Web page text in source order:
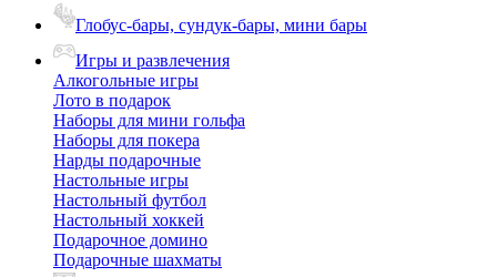
Глобус-бары, сундук-бары, мини бары
Игры и развлечения
Алкогольные игры
Лото в подарок
Наборы для мини гольфа
Наборы для покера
Нарды подарочные
Настольные игры
Настольный футбол
Настольный хоккей
Подарочное домино
Подарочные шахматы